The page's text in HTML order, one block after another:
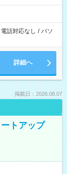
電話対応なし / パソ
詳細へ
掲載日：2026.08.07
トアップ